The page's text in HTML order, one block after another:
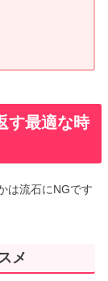
す最適な時
は流石にNGです
メ